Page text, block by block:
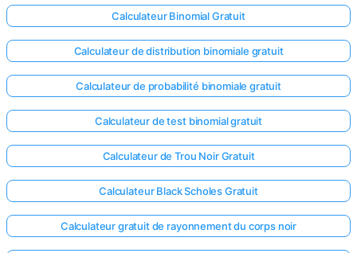
Calculateur Binomial Gratuit
Calculateur de distribution binomiale gratuit
Calculateur de probabilité binomiale gratuit
Calculateur de test binomial gratuit
Calculateur de Trou Noir Gratuit
Calculateur Black Scholes Gratuit
Calculateur gratuit de rayonnement du corps noir